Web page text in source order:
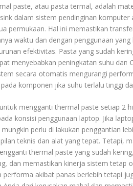
paste, atau pasta termal, adalah
dalam sistem pendinginan
permukaan. Hal ini memastikan
waktu dan dengan penggunaan
efektivitas. Pasta yang sudah
menyebabkan peningkatan suhu dan
secara otomatis mengurangi
komponen jika suhu terlalu tinggi
mengganti thermal paste setiap 2
konsisi penggunaan laptop. Jika
perlu di lakukan penggantian
teknis dan alat yang tepat. Tetapi,
thermal paste yang sudah
dan memastikan kinerja sistem tetap
performa akibat panas berlebih tetapi